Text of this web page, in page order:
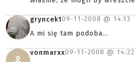
gryncek109-11-2008 @ 14:13
A mi się tam podoba...
vonmarxx09-11-2008 @ 14:22